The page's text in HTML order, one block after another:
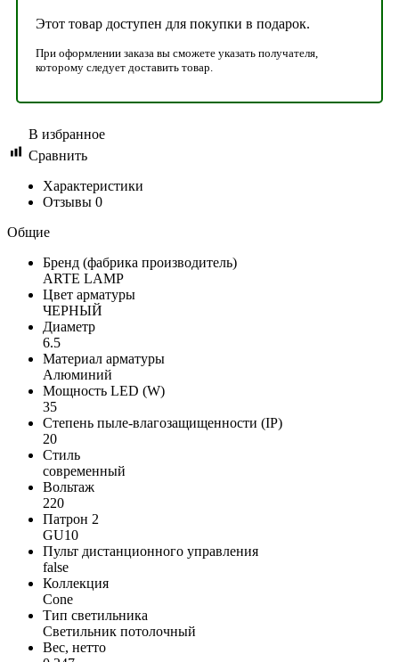
Этот товар доступен для покупки в подарок.
При оформлении заказа вы сможете указать получателя,
которому следует доставить товар.
В избранное
Сравнить
Характеристики
Отзывы 0
Общие
Бренд (фабрика производитель)
ARTE LAMP
Цвет арматуры
ЧЕРНЫЙ
Диаметр
6.5
Материал арматуры
Алюминий
Мощность LED (W)
35
Степень пыле-влагозащищенности (IP)
20
Стиль
современный
Вольтаж
220
Патрон 2
GU10
Пульт дистанционного управления
false
Коллекция
Cone
Тип светильника
Светильник потолочный
Вес, нетто